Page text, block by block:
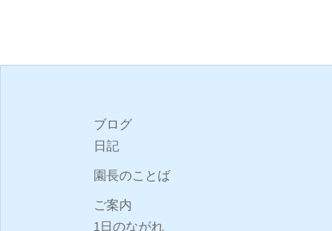
ゲ
ー
シ
ョ
ブログ
日記
園長のことば
ご案内
1日のながれ